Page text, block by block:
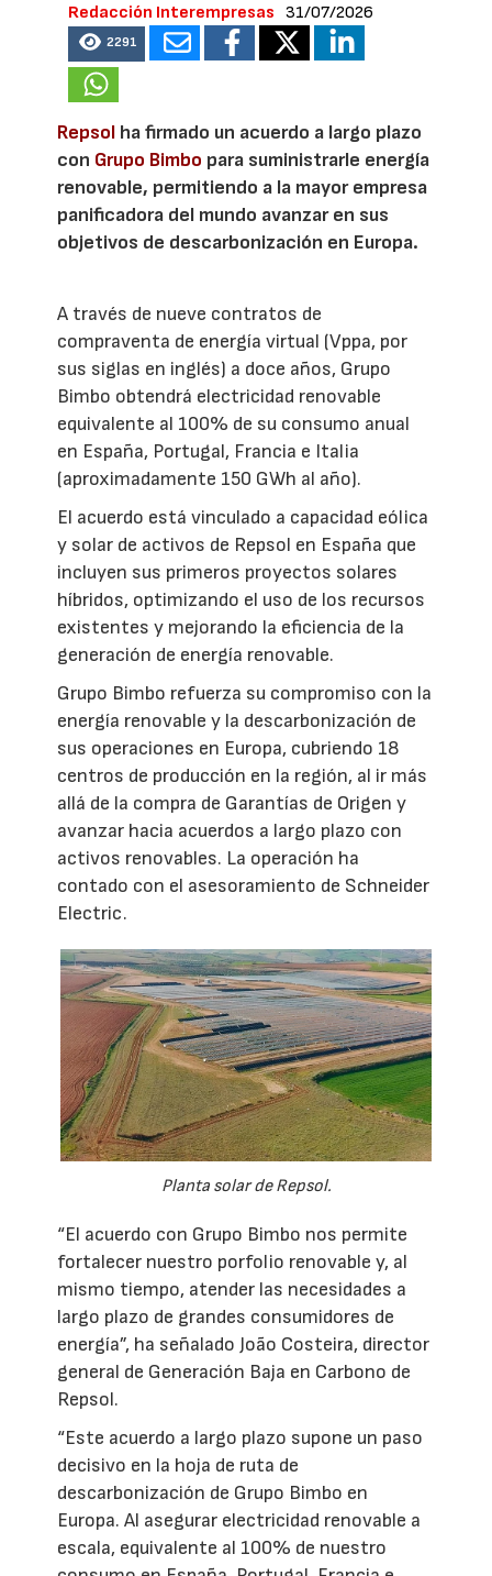
Redacción Interempresas 31/07/2026
2291
Repsol ha firmado un acuerdo a largo plazo
con Grupo Bimbo para suministrarle energía
renovable, permitiendo a la mayor empresa
panificadora del mundo avanzar en sus
objetivos de descarbonización en Europa.
A través de nueve contratos de
compraventa de energía virtual (Vppa, por
sus siglas en inglés) a doce años, Grupo
Bimbo obtendrá electricidad renovable
equivalente al 100% de su consumo anual
en España, Portugal, Francia e Italia
(aproximadamente 150 GWh al año).
El acuerdo está vinculado a capacidad eólica
y solar de activos de Repsol en España que
incluyen sus primeros proyectos solares
híbridos, optimizando el uso de los recursos
existentes y mejorando la eficiencia de la
generación de energía renovable.
Grupo Bimbo refuerza su compromiso con la
energía renovable y la descarbonización de
sus operaciones en Europa, cubriendo 18
centros de producción en la región, al ir más
allá de la compra de Garantías de Origen y
avanzar hacia acuerdos a largo plazo con
activos renovables. La operación ha
contado con el asesoramiento de Schneider
Electric.
Planta solar de Repsol.
“El acuerdo con Grupo Bimbo nos permite
fortalecer nuestro porfolio renovable y, al
mismo tiempo, atender las necesidades a
largo plazo de grandes consumidores de
energía”, ha señalado João Costeira, director
general de Generación Baja en Carbono de
Repsol.
“Este acuerdo a largo plazo supone un paso
decisivo en la hoja de ruta de
descarbonización de Grupo Bimbo en
Europa. Al asegurar electricidad renovable a
escala, equivalente al 100% de nuestro